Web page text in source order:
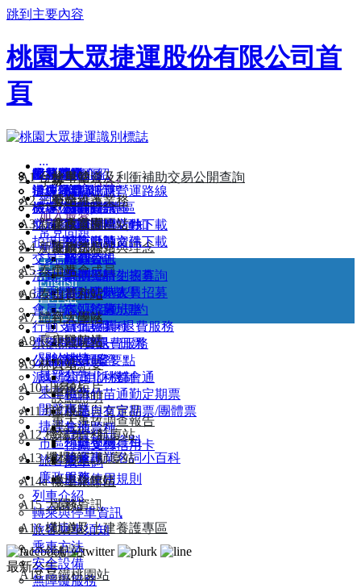
跳到主要內容
桃園大眾捷運股份有限公司首
頁
:::
字級：A-AA+
網站導覽
加入最愛
常見問題
失物招領
中文
English
日本語
한국어
關於桃捷
公司簡介
公司沿革
企業識別
使命、願景與理念
董事會成員
首長介紹
經營團隊
組織架構
大事紀要
形象短片
出版品與文宣品
統計資料
財務資訊
本土化專區
業務資訊
軌道及土建養護專區
最新公告
最新消息
活動訊息
機關團體
桃園市府活動
桃捷活動
招募公告
暑期工讀生招募
部分工時人員招募
志工招募
員工招募
小額採購資訊
公開徵求提案
派駐勞工申訴機制
誤點證明
重大事故調查報告
桃捷相關資料
捷運專業名詞小百科
乘車指南
路網圖
機場捷運營運路線
路網願景圖
路線說明
列車動態資訊
時刻表
票價與時刻表查詢
各站時刻表
各站首末班車
票價與票種
單程票/一日票
電子票證
基北北桃都會通
桃竹竹苗通勤定期票
桃捷自有定期票/團體票
其他票種
行動支付信用卡
乘車碼
車票使用規則
列車介紹
轉乘與停車資訊
旅客乘車須知
乘車方法
安全設備
無障礙服務
開發事業
附屬事業介紹
捷運商品
招商資訊
招商投標文件下載
招商申請文件下載
廠商資訊
捷運生活
公共藝術
沿線景點
機捷小旅行
市區預辦登機
服務簡介
辦理項目及流程
機場公司服務專區
航班資訊
旅客服務
常見問題
遺失物查詢
旅客信箱
文宣品上刊申請須知
拍攝申請
交易記錄查詢
活動場地申請
捷乘歡迎-校外教學
會員條款及活動規約
行動支付信用卡退費服務
票卡問題暨退費服務
公益廣告刊登要點
廉政服務
檢舉管道及利衝補助交易公開查詢
安全維護業務
廉政宣導
廉政法規
最新公告
A1 台北車站
A2 三重站
A3 新北產業園區站
A4 新莊副都心站
A5 泰山站
A6 泰山貴和站
A7 體育大學站
A8 長庚醫院站
A9 林口站
A10 山鼻站
A11 坑口站
A12 機場第一航廈站
A13 機場第二航廈站
A14a 機場旅館站
A15 大園站
A16 橫山站
A17 領航站
A18 高鐵桃園站